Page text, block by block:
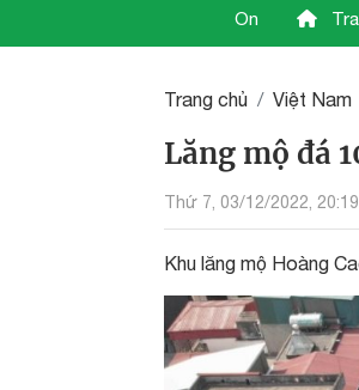
On
Trang chủ Việt Nam
Lăng mộ đá
Thứ 7, 03/12/2022,
Khu lăng mộ Hoàng